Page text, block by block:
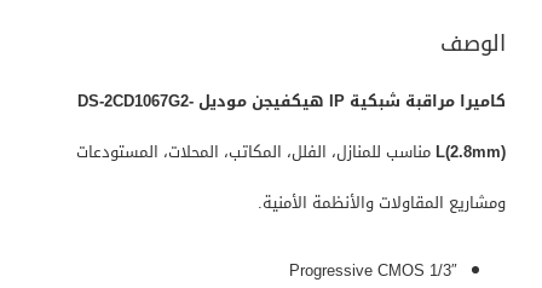
الوصف
كاميرا مراقبة شبكية IP هيكفيجن موديل DS-2CD1067G2-
L(2.8mm)مناسب للمنازل، الفلل، المكاتب، المحلات، المستودعات
ومشاريع المقاولات والأنظمة الأمنية.
1/3″ Progressive CMOS